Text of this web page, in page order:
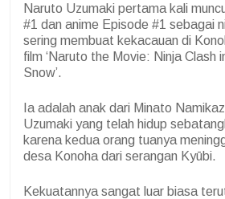
Naruto Uzumaki pertama kali
#1 dan anime Episode #1 sebagai
sering membuat kekacauan di
film ‘Naruto the Movie: Ninja Clash
Snow’.
Ia adalah anak dari Minato
Uzumaki yang telah hidup
karena kedua orang tuanya
desa Konoha dari serangan Kyūbi.
Kekuatannya sangat luar biasa